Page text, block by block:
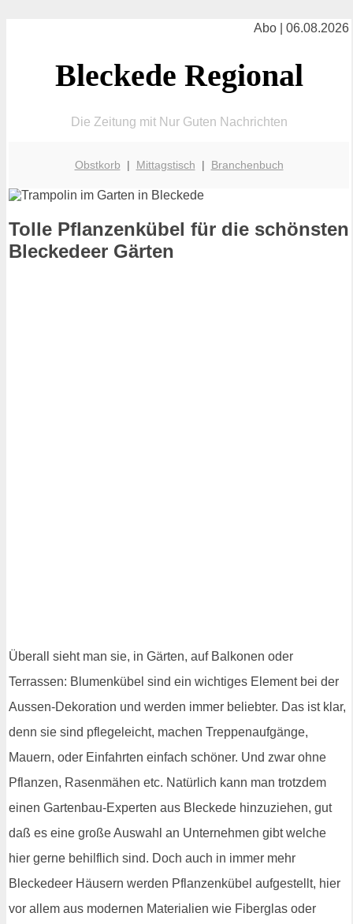
Abo | 06.08.2026
Bleckede Regional
Die Zeitung mit Nur Guten Nachrichten
Obstkorb | Mittagstisch | Branchenbuch
Tolle Pflanzenkübel für die schönsten
Bleckedeer Gärten
Überall sieht man sie, in Gärten, auf Balkonen oder
Terrassen: Blumenkübel sind ein wichtiges Element bei der
Aussen-Dekoration und werden immer beliebter. Das ist klar,
denn sie sind pflegeleicht, machen Treppenaufgänge,
Mauern, oder Einfahrten einfach schöner. Und zwar ohne
Pflanzen, Rasenmähen etc. Natürlich kann man trotzdem
einen Gartenbau-Experten aus Bleckede hinzuziehen, gut
daß es eine große Auswahl an Unternehmen gibt welche
hier gerne behilflich sind. Doch auch in immer mehr
Bleckedeer Häusern werden Pflanzenkübel aufgestellt, hier
vor allem aus modernen Materialien wie Fiberglas oder